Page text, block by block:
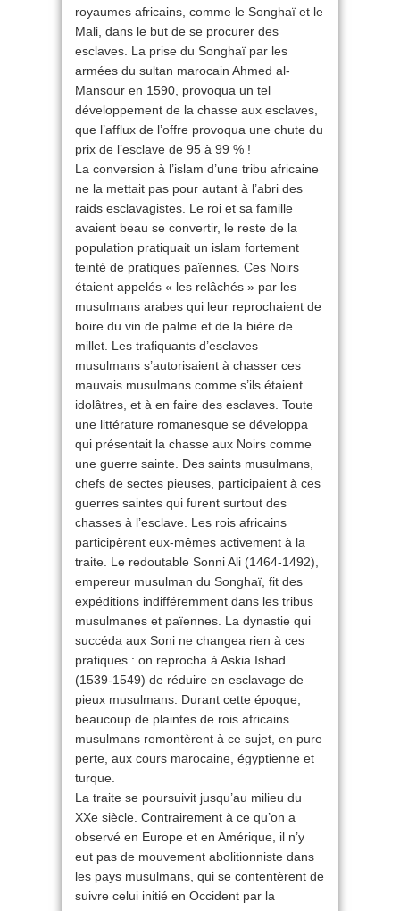
royaumes africains, comme le Songhaï et le
Mali, dans le but de se procurer des
esclaves. La prise du Songhaï par les
armées du sultan marocain Ahmed al-
Mansour en 1590, provoqua un tel
développement de la chasse aux esclaves,
que l’afflux de l’offre provoqua une chute du
prix de l’esclave de 95 à 99 % !
La conversion à l’islam d’une tribu africaine
ne la mettait pas pour autant à l’abri des
raids esclavagistes. Le roi et sa famille
avaient beau se convertir, le reste de la
population pratiquait un islam fortement
teinté de pratiques païennes. Ces Noirs
étaient appelés « les relâchés » par les
musulmans arabes qui leur reprochaient de
boire du vin de palme et de la bière de
millet. Les trafiquants d’esclaves
musulmans s’autorisaient à chasser ces
mauvais musulmans comme s’ils étaient
idolâtres, et à en faire des esclaves. Toute
une littérature romanesque se développa
qui présentait la chasse aux Noirs comme
une guerre sainte. Des saints musulmans,
chefs de sectes pieuses, participaient à ces
guerres saintes qui furent surtout des
chasses à l’esclave. Les rois africains
participèrent eux-mêmes activement à la
traite. Le redoutable Sonni Ali (1464-1492),
empereur musulman du Songhaï, fit des
expéditions indifféremment dans les tribus
musulmanes et païennes. La dynastie qui
succéda aux Soni ne changea rien à ces
pratiques : on reprocha à Askia Ishad
(1539-1549) de réduire en esclavage de
pieux musulmans. Durant cette époque,
beaucoup de plaintes de rois africains
musulmans remontèrent à ce sujet, en pure
perte, aux cours marocaine, égyptienne et
turque.
La traite se poursuivit jusqu’au milieu du
XXe siècle. Contrairement à ce qu’on a
observé en Europe et en Amérique, il n’y
eut pas de mouvement abolitionniste dans
les pays musulmans, qui se contentèrent de
suivre celui initié en Occident par la